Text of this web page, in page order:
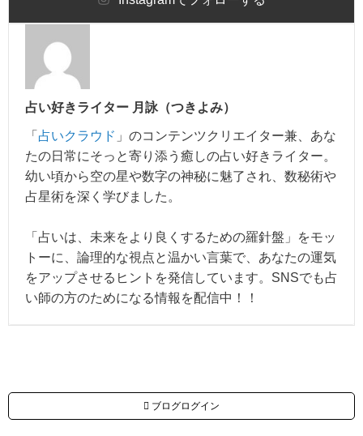
占い好きライター 月詠（つきよみ）
「 占いクラウド 」のコンテンツクリエイター兼、あな
たの日常にそっと寄り添う癒しの占い好きライター。
幼い頃から空の星や数字の神秘に魅了され、数秘術や
占星術を深く学びました。
「占いは、未来をより良くするための羅針盤」をモッ
トーに、論理的な視点と温かい言葉で、あなたの運気
をアップさせるヒントを発信しています。SNSでも占
い師の方のためになる情報を配信中！！
ブログログイン